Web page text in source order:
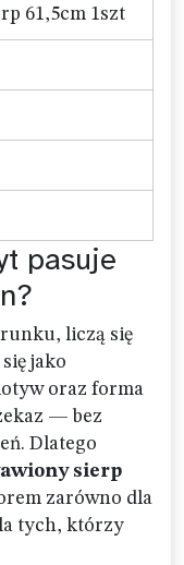
61,5cm 1szt
pasuje
liczą się
jako
oraz forma
— bez
Dlatego
sierp
zarówno dla
tych, którzy